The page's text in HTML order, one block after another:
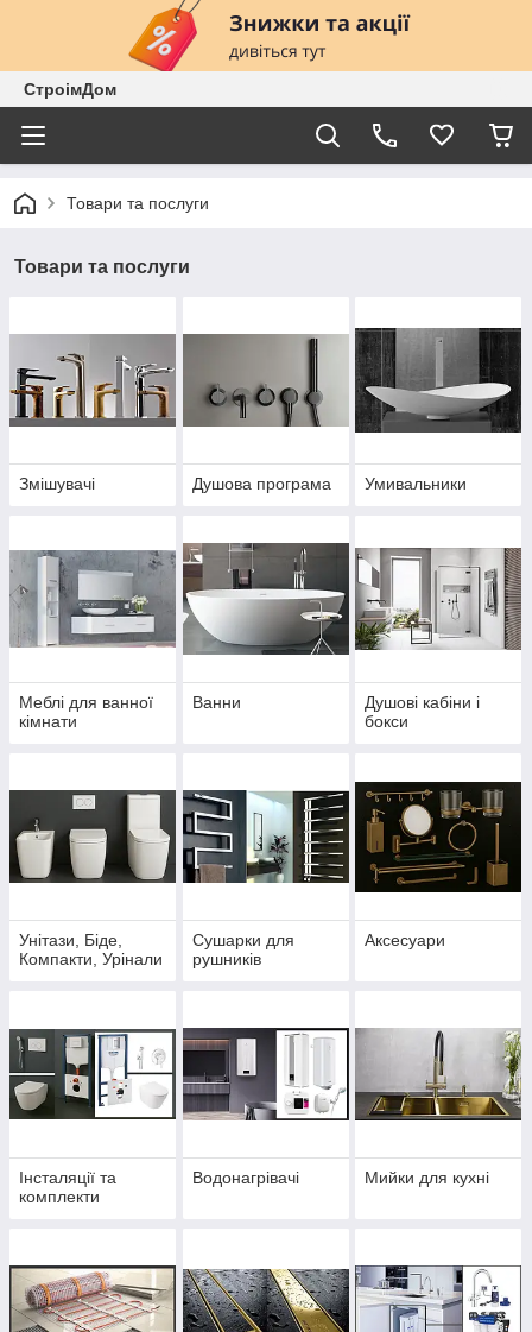
СтроімДом
Товари та послуги
Товари та послуги
Змішувачі Душова програма Умивальники
Меблі для ванної
кімнати
Ванни
Душові кабіни і
бокси
Унітази, Біде,
Компакти, Урінали
Сушарки для
рушників
Аксесуари
Інсталяції та
комплекти
Водонагрівачі Мийки для кухні